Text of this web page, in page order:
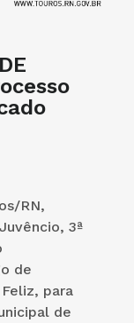
RN,
3ª
de
para
de